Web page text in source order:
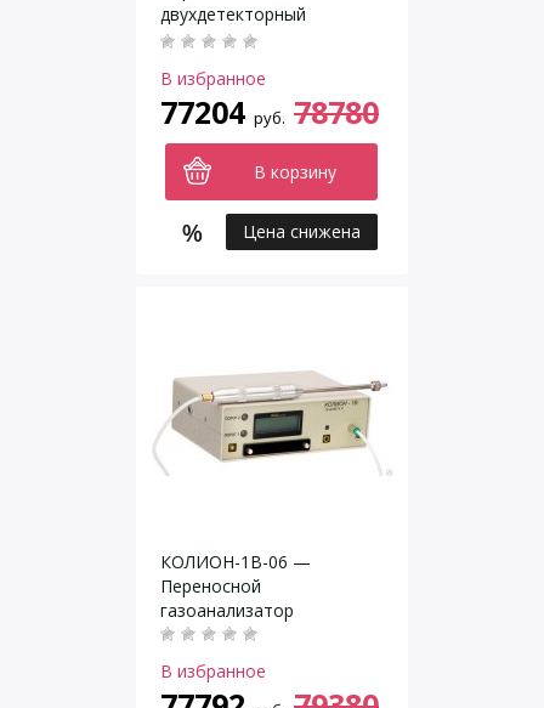
двухдетекторный
газоанализатор
В избранное
77204 руб. 78780
В корзину
Цена снижена
КОЛИОН-1В-06 —
Переносной
газоанализатор
В избранное